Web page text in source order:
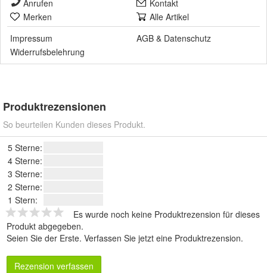
Anrufen
Kontakt
Merken
Alle Artikel
Impressum
AGB & Datenschutz
Widerrufsbelehrung
Produktrezensionen
So beurteilen Kunden dieses Produkt.
5 Sterne:
4 Sterne:
3 Sterne:
2 Sterne:
1 Stern:
Es wurde noch keine Produktrezension für dieses
Produkt abgegeben.
Seien Sie der Erste. Verfassen Sie jetzt eine Produktrezension.
Rezension verfassen